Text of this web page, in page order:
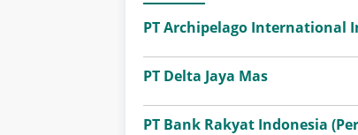
PT Archipelago International
PT Delta Jaya Mas
PT Bank Rakyat Indonesia